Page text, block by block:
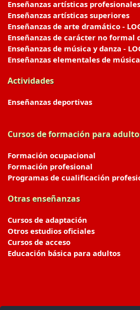
Enseñanzas artísticas profesionales
Enseñanzas artísticas superiores
Enseñanzas de arte dramático -
Enseñanzas de carácter no formal
Enseñanzas de música y danza -
Enseñanzas elementales de
Actividades
Enseñanzas deportivas
Cursos de formación para
Formación ocupacional
Formación profesional
Programas de cualificación
Otras enseñanzas
Cursos de adaptación
Otros estudios oficiales
Cursos de acceso
Educación básica para adultos